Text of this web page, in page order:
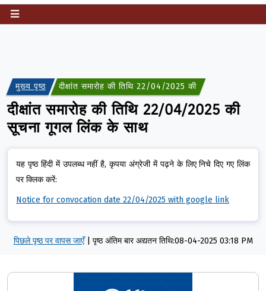
मुख्य पृष्ठ दीक्षांत समारोह की तिथि 22/04/2025 की सूचना गूगल लिंक के
दीक्षांत समारोह की तिथि 22/04/2025 की
सूचना गूगल लिंक के साथ
यह पृष्ठ हिंदी में उपलब्ध नहीं है, कृपया अंग्रेजी में पढ़ने के लिए निचे दिए गए लिंक
पर क्लिक करें:
Notice for convocation date 22/04/2025 with google link
पिछले पृष्ठ पर वापस जाएँ पृष्ठ अंतिम बार अद्यतन तिथि:08-04-2025 03:18 PM